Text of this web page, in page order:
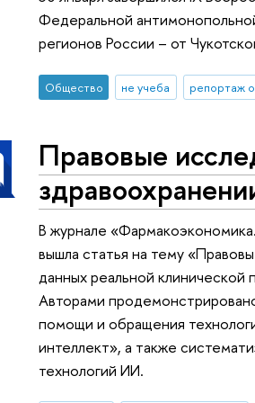
Федеральной
регионов России – от
Общество не учеба репортаж
Правовые
В журнале
вышла статья на тему
данных реальной клинической
Авторами
помощи и обращения
интеллект», а также
технологий ИИ.